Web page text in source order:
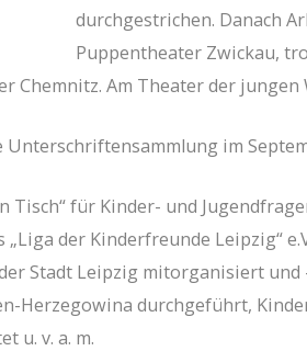
durchgestrichen. Danach
Puppentheater Zwickau,
Chemnitz. Am Theater der
Unterschriftensammlung im
Tisch“ für Kinder- und
der Kinderfreunde Leipzig“
Stadt Leipzig mitorganisiert und
Herzegowina durchgeführt,
u. v. a. m.